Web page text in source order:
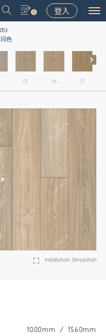
0 登入
色
05 06 07
Installation Simulation
1000mm / 1560mm